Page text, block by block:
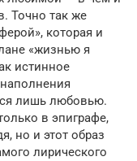
Точно так же
которая и
«жизнью я
истинное
лишь любовью.
в эпиграфе,
но и этот образ
лирического